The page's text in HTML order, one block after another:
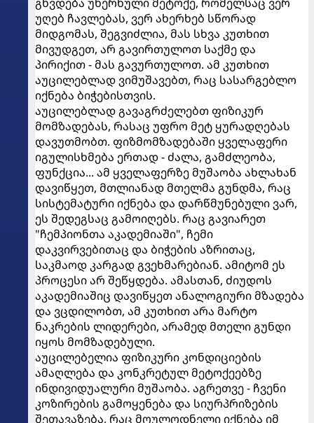
უღებ ჩავლებას, ვერ ახერხებ სწორად
მიდგომას, შეგვიძლია, მას სხვა კუთხით
მივუდგეთ, არ გავირთულოთ საქმე და
პირიქით - მას გავურთულოთ. ამ კუთხით
აუცილებლად ვიმუშავებთ, რაც სასარგებლო
იქნება ბიჭებისთვის.
აუცილებლად გავაგრძელებთ ფიზიკურ
მომზადებას, რასაც უფრო მეტ ყურადღებას
დავუთმობთ. ფიზმომზადებაში ყველაფერი
იგულისხმება ერთად - ძალა, გამძლეობა,
ფუნქცია... ამ ყველაფერზე მუშაობა ახლახან
დავიწყეთ, მთლიანად მთელმა გუნდმა, რაც
სისტემატური იქნება და დარწმუნებული ვარ,
ეს შედეგსაც გამოიღებს. რაც გავიარეთ
"ჩემპიონთა აკადემიაში", ჩემი
დაკვირვებითაც და ბიჭების აზრითაც,
საკმაოდ კარგად გვეხმარებიან. ამიტომ ეს
პროცესი არ შეწყდება. ამასთან, ძიუდოს
აკადემიაშიც დავიწყეთ ანალოგიური მზადება
და ვცდილობთ, ამ კუთხით არა მარტო
ნაკრების ლიდერები, არამედ მთელი გუნდი
იყოს მომზადებული.
აუცილებელია ფიზიკური კონდიციების
ამაღლება და კონკრეტულ მეტოქეებზე
ინდივიდუალური მუშაობა. აგრეთვე - ჩვენი
კოზირების გამოყენება და სიურპრიზების
შეთავაზება, რაც მოულოდნელი იქნება იმ